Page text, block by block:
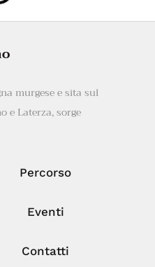
murgese e sita sul
e Laterza, sorge
Percorso
Eventi
Contatti